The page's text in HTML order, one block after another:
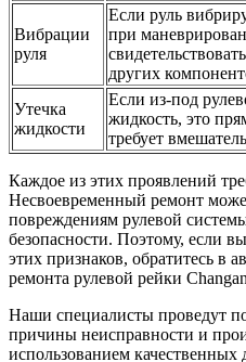
Вибрации
руля
Если руль
при
других
Утечка
жидкости
Если из-под
жидкость, это
требует
Каждое из этих проявлений
Несвоевременный ремонт
повреждениям рулевой
безопасности. Поэтому, если
этих признаков, обратитесь в
ремонта рулевой рейки
Наши специалисты проведут
причины неисправности и
использованием